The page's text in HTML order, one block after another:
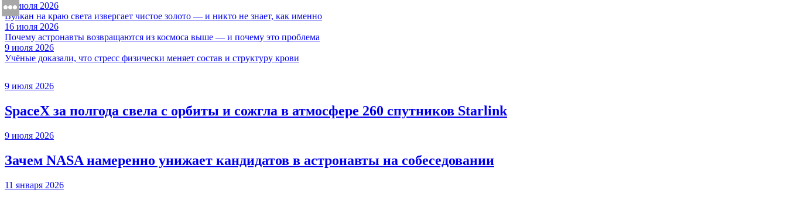
17 июля 2026
Вулкан на краю света извергает чистое золото — и никто не знает, как именно
16 июля 2026
Почему астронавты возвращаются из космоса выше — и почему это проблема
9 июля 2026
Учёные доказали, что стресс физически меняет состав и структуру крови
9 июля 2026
SpaceX за полгода свела с орбиты и сожгла в атмосфере 260 спутников Starlink
9 июля 2026
Зачем NASA намеренно унижает кандидатов в астронавты на собеседовании
11 января 2026